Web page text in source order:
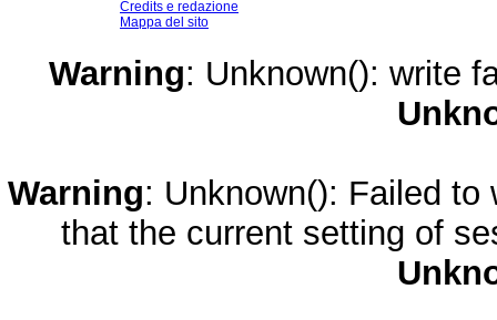
Credits e redazione
Mappa del sito
Warning: Unknown(): write
Warning: Unknown(): Failed
that the current setting of